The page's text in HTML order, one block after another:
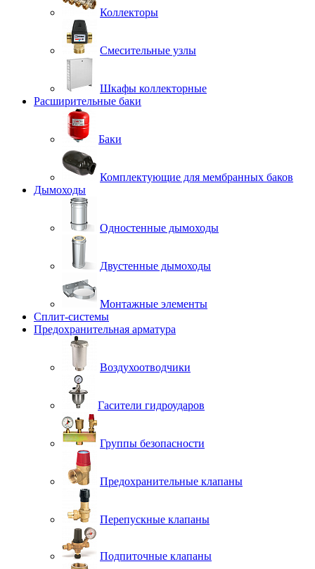
Коллекторы
Смесительные узлы
Шкафы коллекторные
Расширительные баки
Баки
Комплектующие для мембранных баков
Дымоходы
Одностенные дымоходы
Двустенные дымоходы
Монтажные элементы
Сплит-системы
Предохранительная арматура
Воздухоотводчики
Гасители гидроударов
Группы безопасности
Предохранительные клапаны
Перепускные клапаны
Подпиточные клапаны